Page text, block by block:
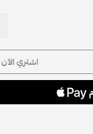
اشتري الآن